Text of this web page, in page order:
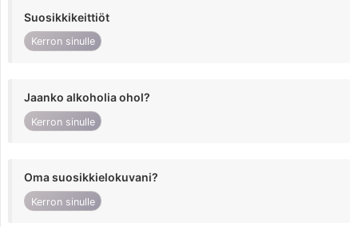
Suosikkikeittiöt
Kerron sinulle
Jaanko alkoholia ohol?
Kerron sinulle
Oma suosikkielokuvani?
Kerron sinulle